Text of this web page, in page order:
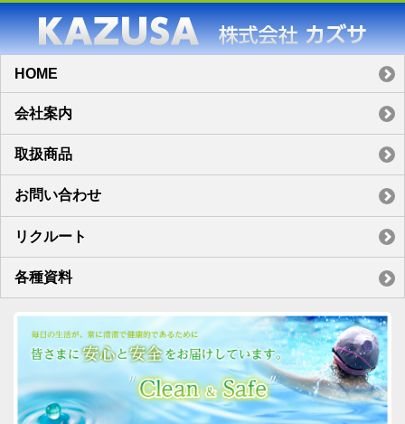
HOME
会社案内
取扱商品
お問い合わせ
リクルート
各種資料